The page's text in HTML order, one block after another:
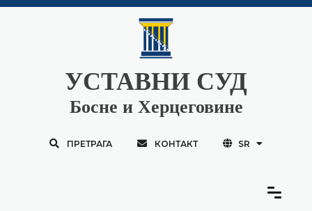
УСТАВНИ СУД
Босне и Херцеговине
ПРЕТРАГА КОНТАКТ SR